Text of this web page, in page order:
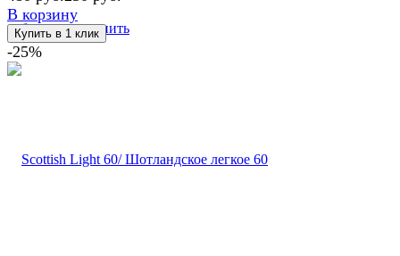
избранное сравнить
В корзину
-25%